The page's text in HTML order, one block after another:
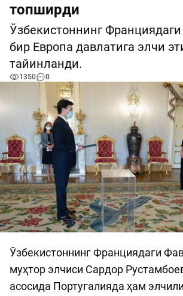
топширди
Ўзбекистоннинг
бир Европа давлатига элчи
тайинланди.
1350 0
Ўзбекистоннинг Франциядаги
муҳтор элчиси Сардор
асосида Португалияда ҳам